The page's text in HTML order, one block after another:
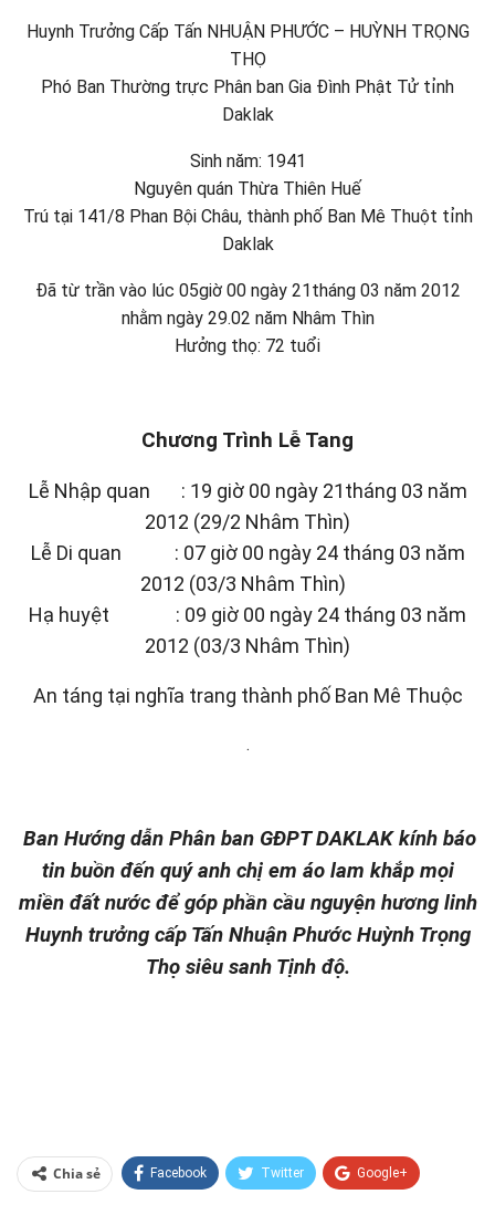
Huynh Trưởng Cấp Tấn NHUẬN PHƯỚC – HUỲNH TRỌNG
THỌ
Phó Ban Thường trực Phân ban Gia Đình Phật Tử tỉnh
Daklak
Sinh năm: 1941
Nguyên quán Thừa Thiên Huế
Trú tại 141/8 Phan Bội Châu, thành phố Ban Mê Thuột tỉnh
Daklak
Đã từ trần vào lúc 05giờ 00 ngày 21tháng 03 năm 2012
nhằm ngày 29.02 năm Nhâm Thìn
Hưởng thọ: 72 tuổi
Chương Trình Lễ Tang
Lễ Nhập quan : 19 giờ 00 ngày 21tháng 03 năm
2012 (29/2 Nhâm Thìn)
Lễ Di quan : 07 giờ 00 ngày 24 tháng 03 năm
2012 (03/3 Nhâm Thìn)
Hạ huyệt : 09 giờ 00 ngày 24 tháng 03 năm
2012 (03/3 Nhâm Thìn)
An táng tại nghĩa trang thành phố Ban Mê Thuộc
.
Ban Hướng dẫn Phân ban GĐPT DAKLAK kính báo
tin buồn đến quý anh chị em áo lam khắp mọi
miền đất nước để góp phần cầu nguyện hương linh
Huynh trưởng cấp Tấn Nhuận Phước Huỳnh Trọng
Thọ siêu sanh Tịnh độ.
Chia sẻ Facebook Twitter Google+